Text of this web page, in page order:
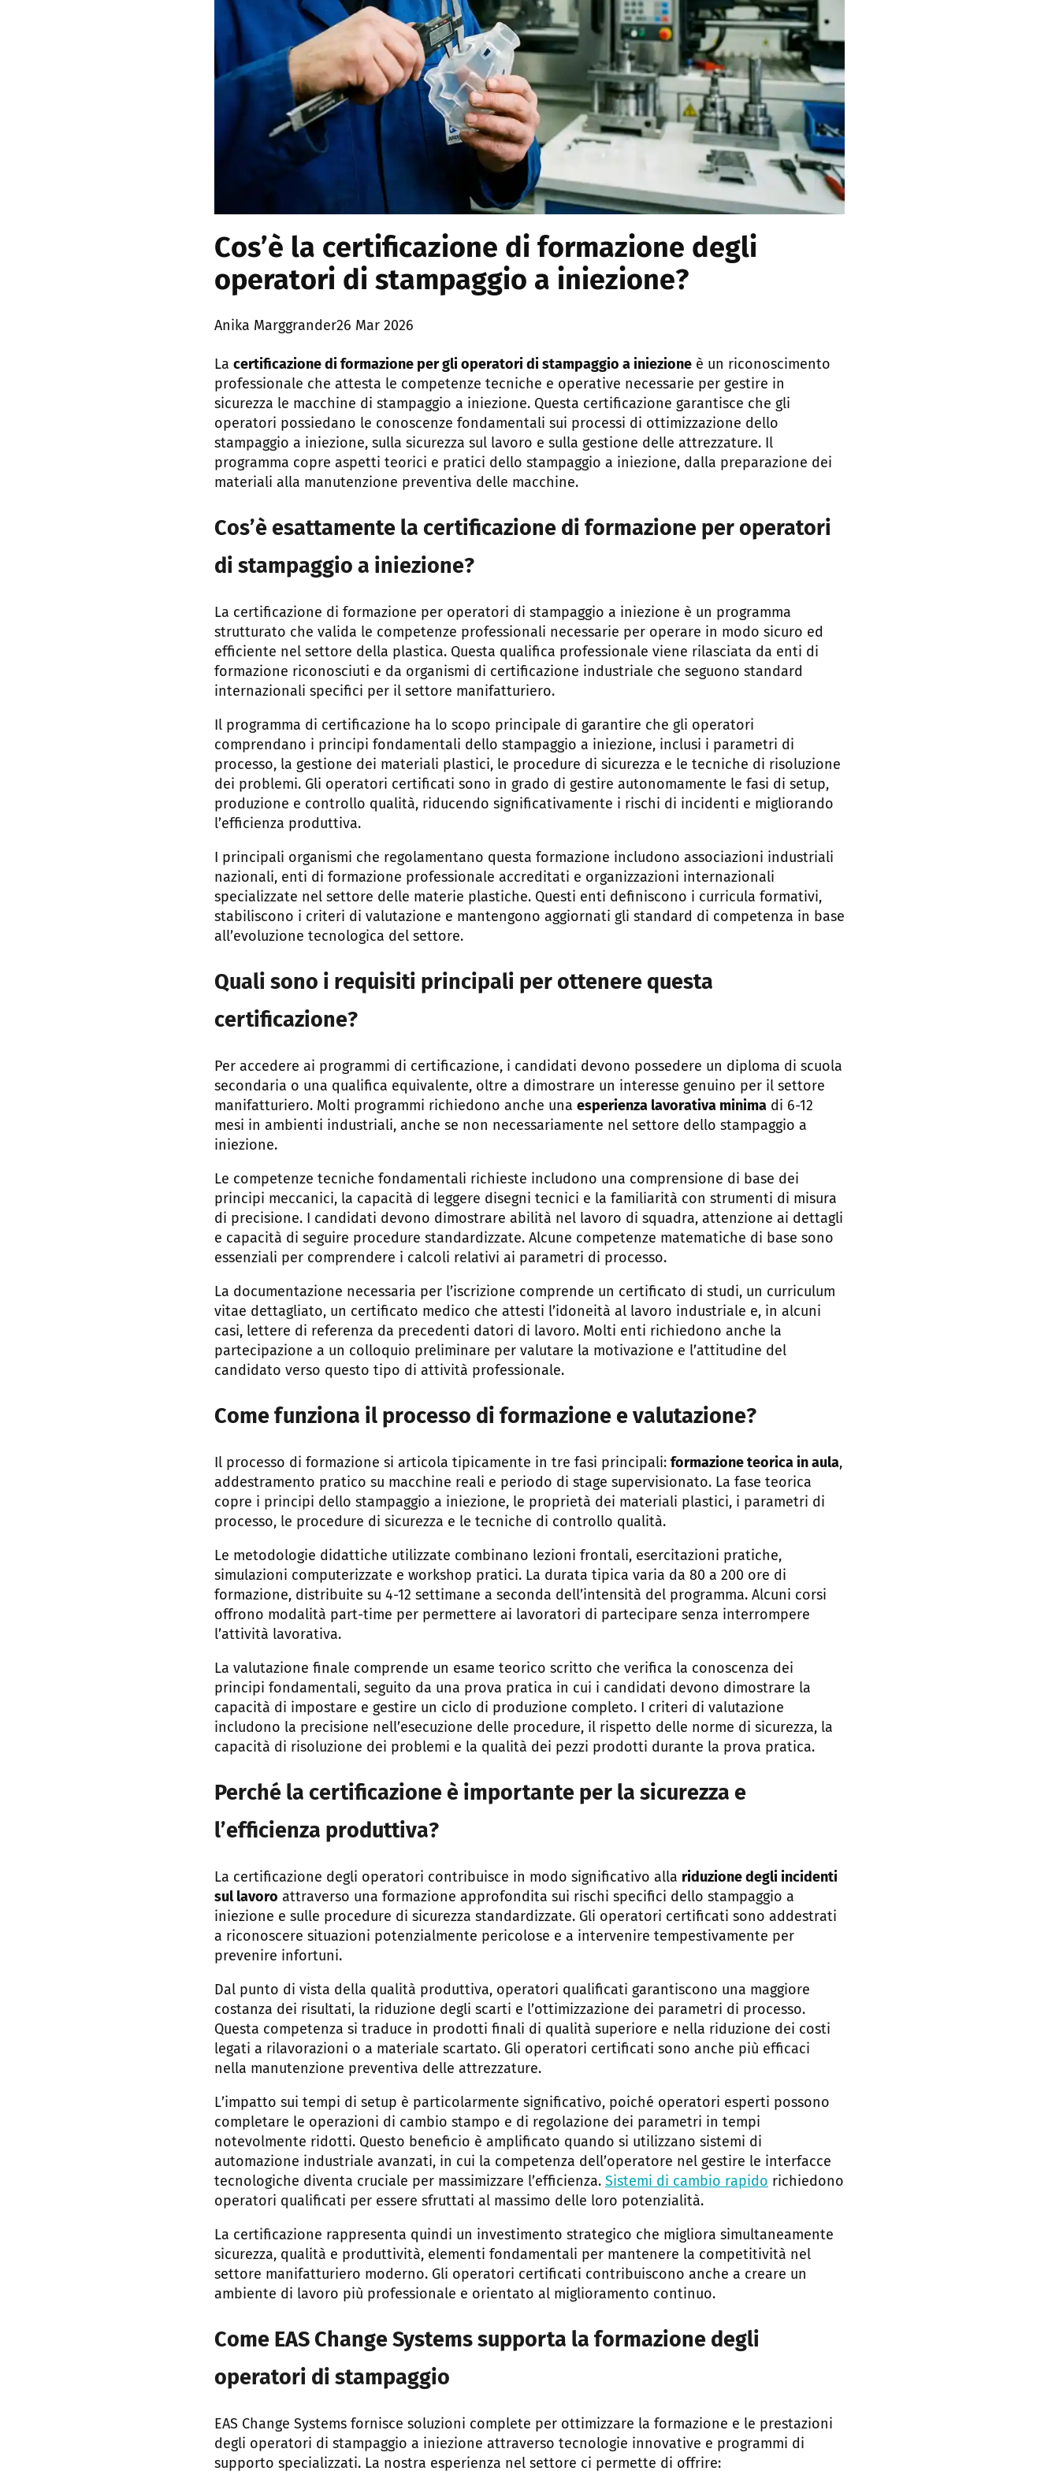
Cos’è la certificazione di formazione degli
operatori di stampaggio a iniezione?
Posted
Anika Marggrander26 Mar 2026
La certificazione di formazione per gli operatori di stampaggio a iniezione è un riconoscimento
professionale che attesta le competenze tecniche e operative necessarie per gestire in
sicurezza le macchine di stampaggio a iniezione. Questa certificazione garantisce che gli
operatori possiedano le conoscenze fondamentali sui processi di ottimizzazione dello
stampaggio a iniezione, sulla sicurezza sul lavoro e sulla gestione delle attrezzature. Il
programma copre aspetti teorici e pratici dello stampaggio a iniezione, dalla preparazione dei
materiali alla manutenzione preventiva delle macchine.
Cos’è esattamente la certificazione di formazione per operatori
di stampaggio a iniezione?
La certificazione di formazione per operatori di stampaggio a iniezione è un programma
strutturato che valida le competenze professionali necessarie per operare in modo sicuro ed
efficiente nel settore della plastica. Questa qualifica professionale viene rilasciata da enti di
formazione riconosciuti e da organismi di certificazione industriale che seguono standard
internazionali specifici per il settore manifatturiero.
Il programma di certificazione ha lo scopo principale di garantire che gli operatori
comprendano i principi fondamentali dello stampaggio a iniezione, inclusi i parametri di
processo, la gestione dei materiali plastici, le procedure di sicurezza e le tecniche di risoluzione
dei problemi. Gli operatori certificati sono in grado di gestire autonomamente le fasi di setup,
produzione e controllo qualità, riducendo significativamente i rischi di incidenti e migliorando
l’efficienza produttiva.
I principali organismi che regolamentano questa formazione includono associazioni industriali
nazionali, enti di formazione professionale accreditati e organizzazioni internazionali
specializzate nel settore delle materie plastiche. Questi enti definiscono i curricula formativi,
stabiliscono i criteri di valutazione e mantengono aggiornati gli standard di competenza in base
all’evoluzione tecnologica del settore.
Quali sono i requisiti principali per ottenere questa
certificazione?
Per accedere ai programmi di certificazione, i candidati devono possedere un diploma di scuola
secondaria o una qualifica equivalente, oltre a dimostrare un interesse genuino per il settore
manifatturiero. Molti programmi richiedono anche una esperienza lavorativa minima di 6-12
mesi in ambienti industriali, anche se non necessariamente nel settore dello stampaggio a
iniezione.
Le competenze tecniche fondamentali richieste includono una comprensione di base dei
principi meccanici, la capacità di leggere disegni tecnici e la familiarità con strumenti di misura
di precisione. I candidati devono dimostrare abilità nel lavoro di squadra, attenzione ai dettagli
e capacità di seguire procedure standardizzate. Alcune competenze matematiche di base sono
essenziali per comprendere i calcoli relativi ai parametri di processo.
La documentazione necessaria per l’iscrizione comprende un certificato di studi, un curriculum
vitae dettagliato, un certificato medico che attesti l’idoneità al lavoro industriale e, in alcuni
casi, lettere di referenza da precedenti datori di lavoro. Molti enti richiedono anche la
partecipazione a un colloquio preliminare per valutare la motivazione e l’attitudine del
candidato verso questo tipo di attività professionale.
Come funziona il processo di formazione e valutazione?
Il processo di formazione si articola tipicamente in tre fasi principali: formazione teorica in aula,
addestramento pratico su macchine reali e periodo di stage supervisionato. La fase teorica
copre i principi dello stampaggio a iniezione, le proprietà dei materiali plastici, i parametri di
processo, le procedure di sicurezza e le tecniche di controllo qualità.
Le metodologie didattiche utilizzate combinano lezioni frontali, esercitazioni pratiche,
simulazioni computerizzate e workshop pratici. La durata tipica varia da 80 a 200 ore di
formazione, distribuite su 4-12 settimane a seconda dell’intensità del programma. Alcuni corsi
offrono modalità part-time per permettere ai lavoratori di partecipare senza interrompere
l’attività lavorativa.
La valutazione finale comprende un esame teorico scritto che verifica la conoscenza dei
principi fondamentali, seguito da una prova pratica in cui i candidati devono dimostrare la
capacità di impostare e gestire un ciclo di produzione completo. I criteri di valutazione
includono la precisione nell’esecuzione delle procedure, il rispetto delle norme di sicurezza, la
capacità di risoluzione dei problemi e la qualità dei pezzi prodotti durante la prova pratica.
Perché la certificazione è importante per la sicurezza e
l’efficienza produttiva?
La certificazione degli operatori contribuisce in modo significativo alla riduzione degli incidenti
sul lavoro attraverso una formazione approfondita sui rischi specifici dello stampaggio a
iniezione e sulle procedure di sicurezza standardizzate. Gli operatori certificati sono addestrati
a riconoscere situazioni potenzialmente pericolose e a intervenire tempestivamente per
prevenire infortuni.
Dal punto di vista della qualità produttiva, operatori qualificati garantiscono una maggiore
costanza dei risultati, la riduzione degli scarti e l’ottimizzazione dei parametri di processo.
Questa competenza si traduce in prodotti finali di qualità superiore e nella riduzione dei costi
legati a rilavorazioni o a materiale scartato. Gli operatori certificati sono anche più efficaci
nella manutenzione preventiva delle attrezzature.
L’impatto sui tempi di setup è particolarmente significativo, poiché operatori esperti possono
completare le operazioni di cambio stampo e di regolazione dei parametri in tempi
notevolmente ridotti. Questo beneficio è amplificato quando si utilizzano sistemi di
automazione industriale avanzati, in cui la competenza dell’operatore nel gestire le interfacce
tecnologiche diventa cruciale per massimizzare l’efficienza. Sistemi di cambio rapido richiedono
operatori qualificati per essere sfruttati al massimo delle loro potenzialità.
La certificazione rappresenta quindi un investimento strategico che migliora simultaneamente
sicurezza, qualità e produttività, elementi fondamentali per mantenere la competitività nel
settore manifatturiero moderno. Gli operatori certificati contribuiscono anche a creare un
ambiente di lavoro più professionale e orientato al miglioramento continuo.
Come EAS Change Systems supporta la formazione degli
operatori di stampaggio
EAS Change Systems fornisce soluzioni complete per ottimizzare la formazione e le prestazioni
degli operatori di stampaggio a iniezione attraverso tecnologie innovative e programmi di
supporto specializzati. La nostra esperienza nel settore ci permette di offrire: